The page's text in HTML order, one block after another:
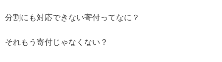
分割にも対応できない寄付ってなに？
それもう寄付じゃなくない？